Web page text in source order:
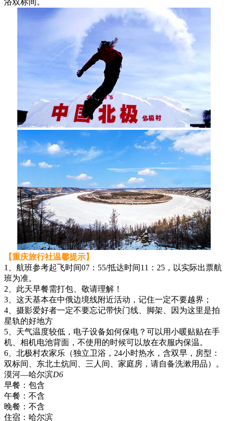
【重庆旅行社温馨提示】
1、航班参考起飞时间07：55/抵达时间11：25，以实际出票航
班为准。
2、此天早餐需打包、敬请理解！
3、这天基本在中俄边境线附近活动，记住一定不要越界；
4、摄影爱好者一定不要忘记带快门线、脚架、因为这里是拍
星轨的好地方
5、天气温度较低，电子设备如何保电？可以用小暖贴贴在手
机、相机电池背面，不使用的时候可以放在衣服内保温。
6、北极村农家乐（独立卫浴，24小时热水，含双早，房型：
双标间、东北土炕间、三人间、家庭房，请自备洗漱用品）。
漠河—哈尔滨D6
早餐： 包含
午餐： 不含
晚餐： 不含
住宿： 哈尔滨